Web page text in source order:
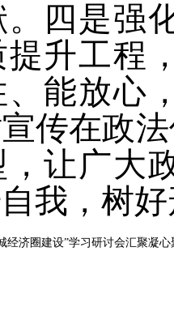
四是强
升工程
能放心
传在政
，让广大
我，树
经济圈建设”学习研讨会汇聚凝心